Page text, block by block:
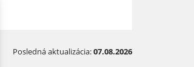
Posledná aktualizácia:07.08.2026